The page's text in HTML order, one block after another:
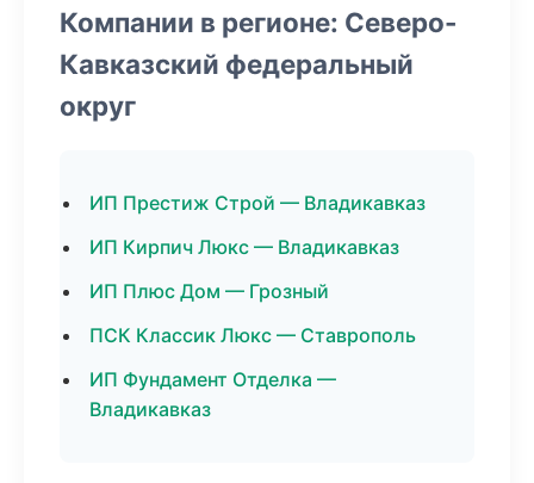
Компании в регионе: Северо-
Кавказский федеральный
округ
ИП Престиж Строй — Владикавказ
ИП Кирпич Люкс — Владикавказ
ИП Плюс Дом — Грозный
ПСК Классик Люкс — Ставрополь
ИП Фундамент Отделка —
Владикавказ